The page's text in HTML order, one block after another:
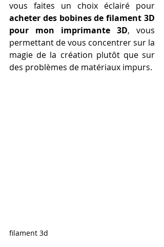
acheter des bobines de filament 3D
pour mon imprimante 3D, vous
permettant de vous concentrer sur la
magie de la création plutôt que sur
des problèmes de matériaux impurs.
filament 3d